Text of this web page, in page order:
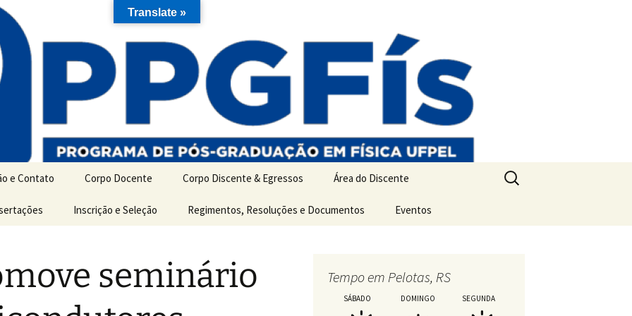
e Contato Corpo Docente Corpo Discente & Egressos
Discentes de Mestrado
Egressos
Área do Discente
Matrícula, Orientação e
Encaminhamento de
Qualificações,
Dissertações e Teses
Inscrição e Seleção Regimentos, Resoluções e Documentos Eventos
Pesquisar
por:
seminário
Tempo em Pelotas, RS
SÁBADO DOMINGO SEGUNDA
Translate »